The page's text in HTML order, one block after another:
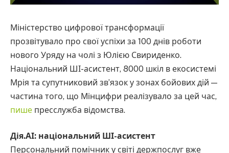
Міністерство цифрової трансформації
прозвітувало про свої успіхи за 100 днів роботи
нового Уряду на чолі з Юлією Свириденко.
Національний ШІ-асистент, 8000 шкіл в екосистемі
Мрія та супутниковий зв’язок у зонах бойових дій —
частина того, що Мінцифри реалізувало за цей час,
пише пресслужба відомства.
Дія.АІ: національний ШІ-асистент
Персональний помічник у світі держпослуг вже